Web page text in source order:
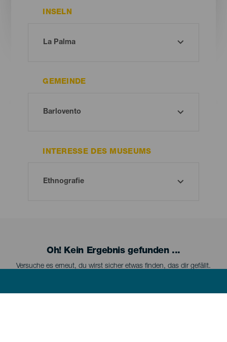
INSELN
GEMEINDE
INTERESSE DES MUSEUMS
Oh! Kein Ergebnis gefunden ...
Versuche es erneut, du wirst sicher etwas finden, das dir gefällt.